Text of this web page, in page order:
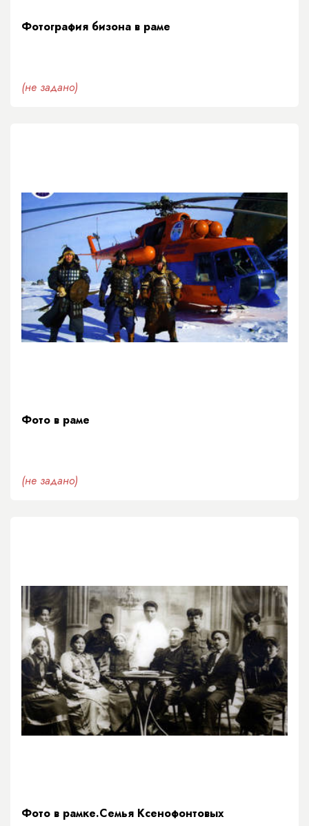
Фотография бизона в раме
(не задано)
Фото в раме
(не задано)
Фото в рамке.Семья Ксенофонтовых